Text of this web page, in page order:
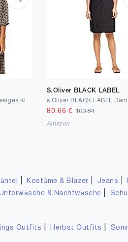
S.Oliver BLACK LABEL
80.66 €100.84
Amazon
Kostüme & Blazer Jeans
& Nachtwäsche
Outfits Herbst Outfits